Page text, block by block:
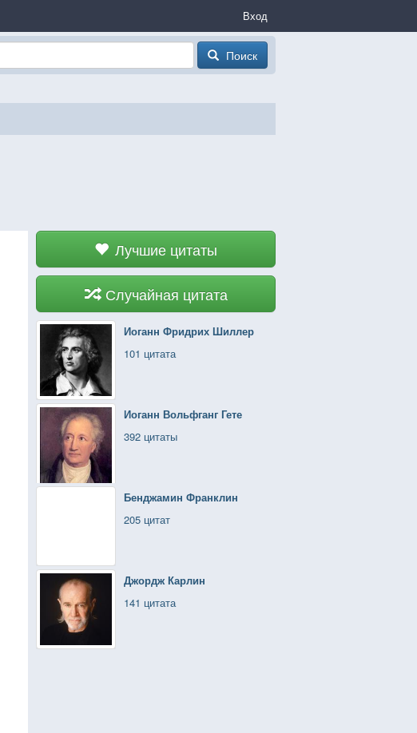
Вход
Поиск
Лучшие цитаты
Случайная цитата
Иоганн Фридрих Шиллер
101 цитата
Иоганн Вольфганг Гете
392 цитаты
Бенджамин Франклин
205 цитат
Джордж Карлин
141 цитата